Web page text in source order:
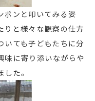
ポンと叩いてみる姿
りと様々な観察の仕方
いても子どもたちに分
味に寄り添いながらや
た。